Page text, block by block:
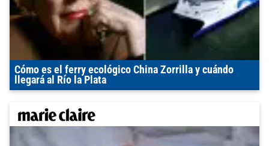
Cómo es el ferry ecológico China Zorrilla y cuándo
llegará al Río la Plata